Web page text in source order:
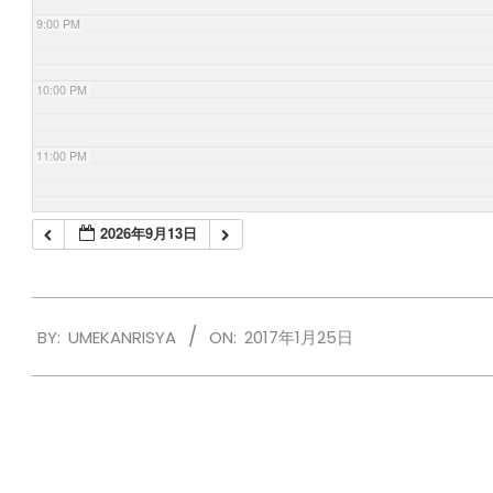
9:00 PM
10:00 PM
11:00 PM
2026年9月13日
01-
BY: UMEKANRISYA ON: 2017年1月25日